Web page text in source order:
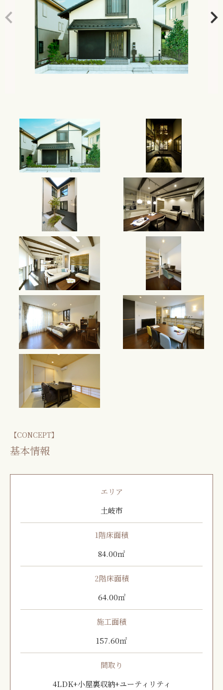
【CONCEPT】
基本情報
エリア
土岐市
1階床面積
84.00㎡
2階床面積
64.00㎡
施工面積
157.60㎡
間取り
4LDK+小屋裏収納+ユーティリティ